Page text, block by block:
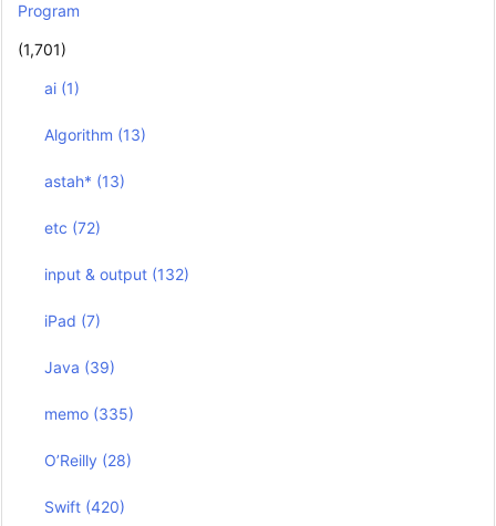
Program
(1,701)
ai (1)
Algorithm (13)
astah* (13)
etc (72)
input & output (132)
iPad (7)
Java (39)
memo (335)
O’Reilly (28)
Swift (420)